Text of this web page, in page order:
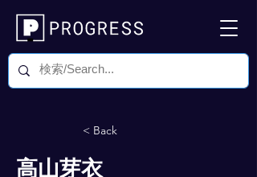
< Back
高山芽衣